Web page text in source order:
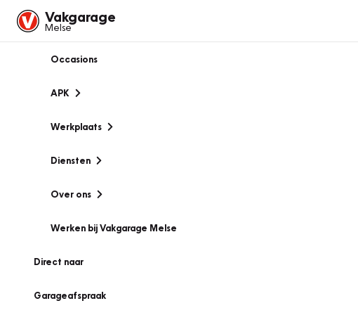
Vakgarage
Melse
Occasions
APK
Werkplaats
Diensten
Over ons
Werken bij Vakgarage Melse
Direct naar
Garageafspraak